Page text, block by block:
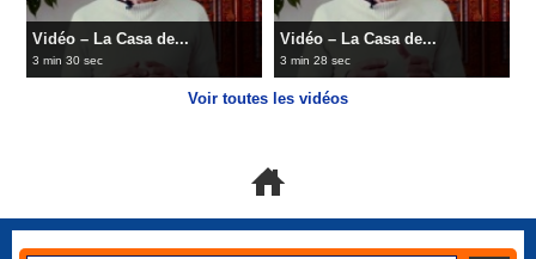
Vidéo – La Casa de...
3 min 30 sec
Vidéo – La Casa de...
3 min 28 sec
Voir toutes les vidéos